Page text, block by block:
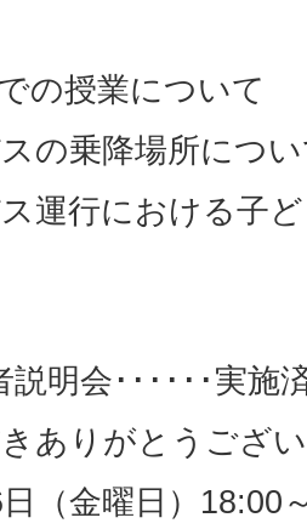
の授業について
の乗降場所につ
運行における子
明会･･････実施
ありがとうござ
（金曜日）18:00